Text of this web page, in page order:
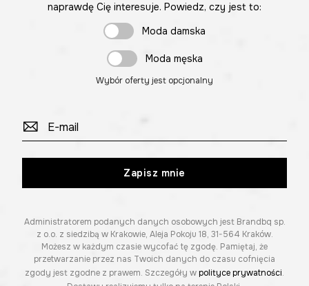
naprawdę Cię interesuje. Powiedz, czy jest to:
Moda damska
Moda męska
Wybór oferty jest opcjonalny
Zapisz mnie
Administratorem podanych danych osobowych jest Brandbq sp.
z o.o. z siedzibą w Krakowie, Aleja Pokoju 18, 31-564 Kraków.
Możesz w każdym czasie wycofać tę zgodę. Pamiętaj, że
przetwarzanie przez nas Twoich danych do czasu cofnięcia
zgody jest zgodne z prawem. Szczegóły w polityce prywatności.